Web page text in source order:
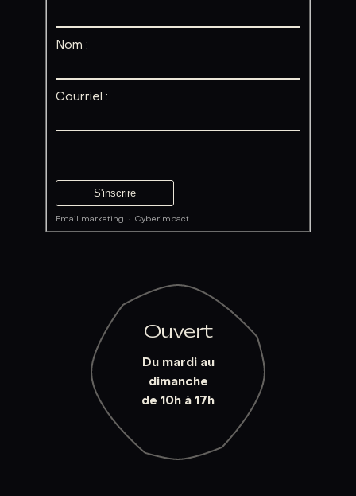
Nom :
Courriel :
Email marketing ·Cyberimpact
Ouvert
Du mardi au
dimanche
de 10h à 17h